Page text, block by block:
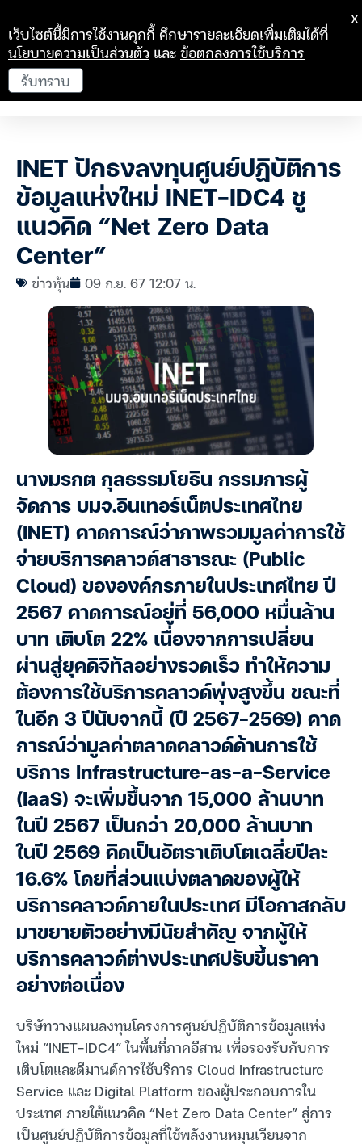
INET ปักธงลงทุนศูนย์ปฏิบัติการ
ข้อมูลแห่งใหม่ INET-IDC4 ชู
แนวคิด “Net Zero Data
Center”
ข่าวหุ้น 09 ก.ย. 67 12:07 น.
นางมรกต กุลธรรมโยธิน กรรมการผู้
จัดการ บมจ.อินเทอร์เน็ตประเทศไทย
(INET) คาดการณ์ว่าภาพรวมมูลค่าการใช้
จ่ายบริการคลาวด์สาธารณะ (Public
Cloud) ขององค์กรภายในประเทศไทย ปี
2567 คาดการณ์อยู่ที่ 56,000 หมื่นล้าน
บาท เติบโต 22% เนื่องจากการเปลี่ยน
ผ่านสู่ยุคดิจิทัลอย่างรวดเร็ว ทำให้ความ
ต้องการใช้บริการคลาวด์พุ่งสูงขึ้น ขณะที่
ในอีก 3 ปีนับจากนี้ (ปี 2567-2569) คาด
การณ์ว่ามูลค่าตลาดคลาวด์ด้านการใช้
บริการ Infrastructure-as-a-Service
(IaaS) จะเพิ่มขึ้นจาก 15,000 ล้านบาท
ในปี 2567 เป็นกว่า 20,000 ล้านบาท
ในปี 2569 คิดเป็นอัตราเติบโตเฉลี่ยปีละ
16.6% โดยที่ส่วนแบ่งตลาดของผู้ให้
บริการคลาวด์ภายในประเทศ มีโอกาสกลับ
มาขยายตัวอย่างมีนัยสำคัญ จากผู้ให้
บริการคลาวด์ต่างประเทศปรับขึ้นราคา
อย่างต่อเนื่อง
บริษัทวางแผนลงทุนโครงการศูนย์ปฏิบัติการข้อมูลแห่ง
ใหม่ “INET-IDC4” ในพื้นที่ภาคอีสาน เพื่อรองรับกับการ
เติบโตและดีมานด์การใช้บริการ Cloud Infrastructure
Service และ Digital Platform ของผู้ประกอบการใน
ประเทศ ภายใต้แนวคิด “Net Zero Data Center” สู่การ
เป็นศูนย์ปฏิบัติการข้อมูลที่ใช้พลังงานหมุนเวียนจาก
เว็บไซต์นี้มีการใช้งานคุกกี้ ศึกษารายละเอียดเพิ่มเติมได้ที่
นโยบายความเป็นส่วนตัว และข้อตกลงการใช้บริการ
รับทราบ
X